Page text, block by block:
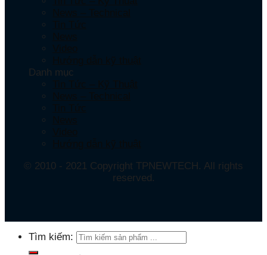
Danh mục
© 2010 - 2021 Copyright TPNEWTECH. All rights
reserved.
Tìm kiếm: